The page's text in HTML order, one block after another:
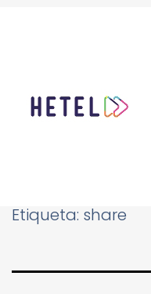
Etiqueta: share